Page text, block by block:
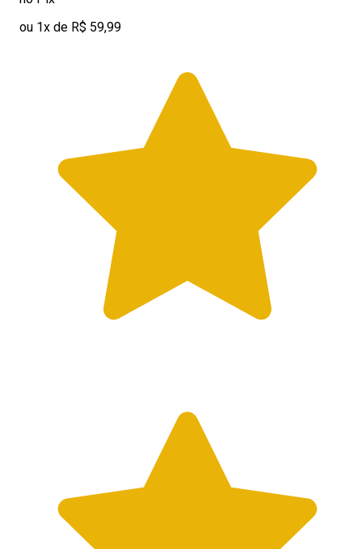
ou 1x de R$ 59,99